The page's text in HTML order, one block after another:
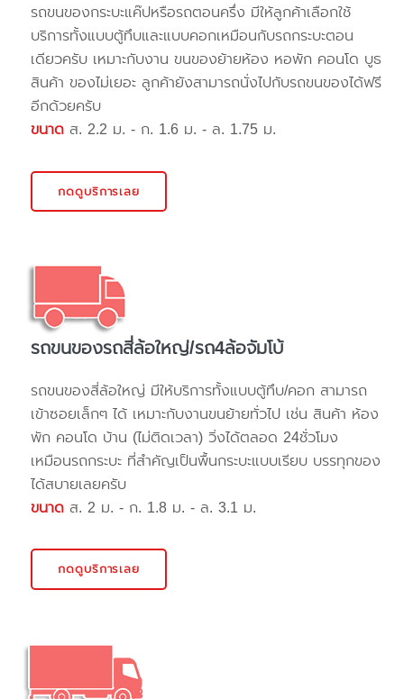
รถขนของกระบะแค๊ปหรือรถตอนครึ่ง มีให้ลูกค้าเลือกใช้
บริการทั้งแบบตู้ทึบและแบบคอกเหมือนกับรถกระบะตอน
เดียวครับ เหมาะกับงาน ขนของย้ายห้อง หอพัก คอนโด บูธ
สินค้า ของไม่เยอะ ลูกค้ายังสามารถนั่งไปกับรถขนของได้ฟรี
อีกด้วยครับ
ขนาด ส. 2.2 ม. - ก. 1.6 ม. - ล. 1.75 ม.
กดดูบริการเลย
รถขนของรถสี่ล้อใหญ่/รถ4ล้อจัมโบ้
รถขนของสี่ล้อใหญ่ มีให้บริการทั้งแบบตู้ทึบ/คอก สามารถ
เข้าซอยเล็กๆ ได้ เหมาะกับงานขนย้ายทั่วไป เช่น สินค้า ห้อง
พัก คอนโด บ้าน (ไม่ติดเวลา) วิ่งได้ตลอด 24ชั่วโมง
เหมือนรถกระบะ ที่สำคัญเป็นพื้นกระบะแบบเรียบ บรรทุกของ
ได้สบายเลยครับ
ขนาด ส. 2 ม. - ก. 1.8 ม. - ล. 3.1 ม.
กดดูบริการเลย